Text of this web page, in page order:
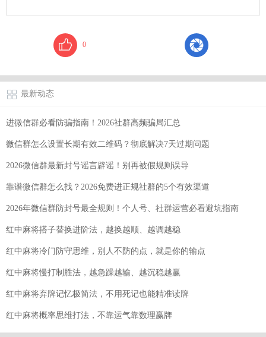
0
最新动态
进微信群必看防骗指南！2026社群高频骗局汇总
微信群怎么设置长期有效二维码？彻底解决7天过期问题
2026微信群最新封号谣言辟谣！别再被假规则误导
靠谱微信群怎么找？2026免费进正规社群的5个有效渠道
2026年微信群防封号最全规则！个人号、社群运营必看避坑指南
红中麻将搭子替换进阶法，越换越顺、越调越稳
红中麻将冷门防守思维，别人不防的点，就是你的输点
红中麻将慢打制胜法，越急躁越输、越沉稳越赢
红中麻将弃牌记忆极简法，不用死记也能精准读牌
红中麻将概率思维打法，不靠运气靠数理赢牌